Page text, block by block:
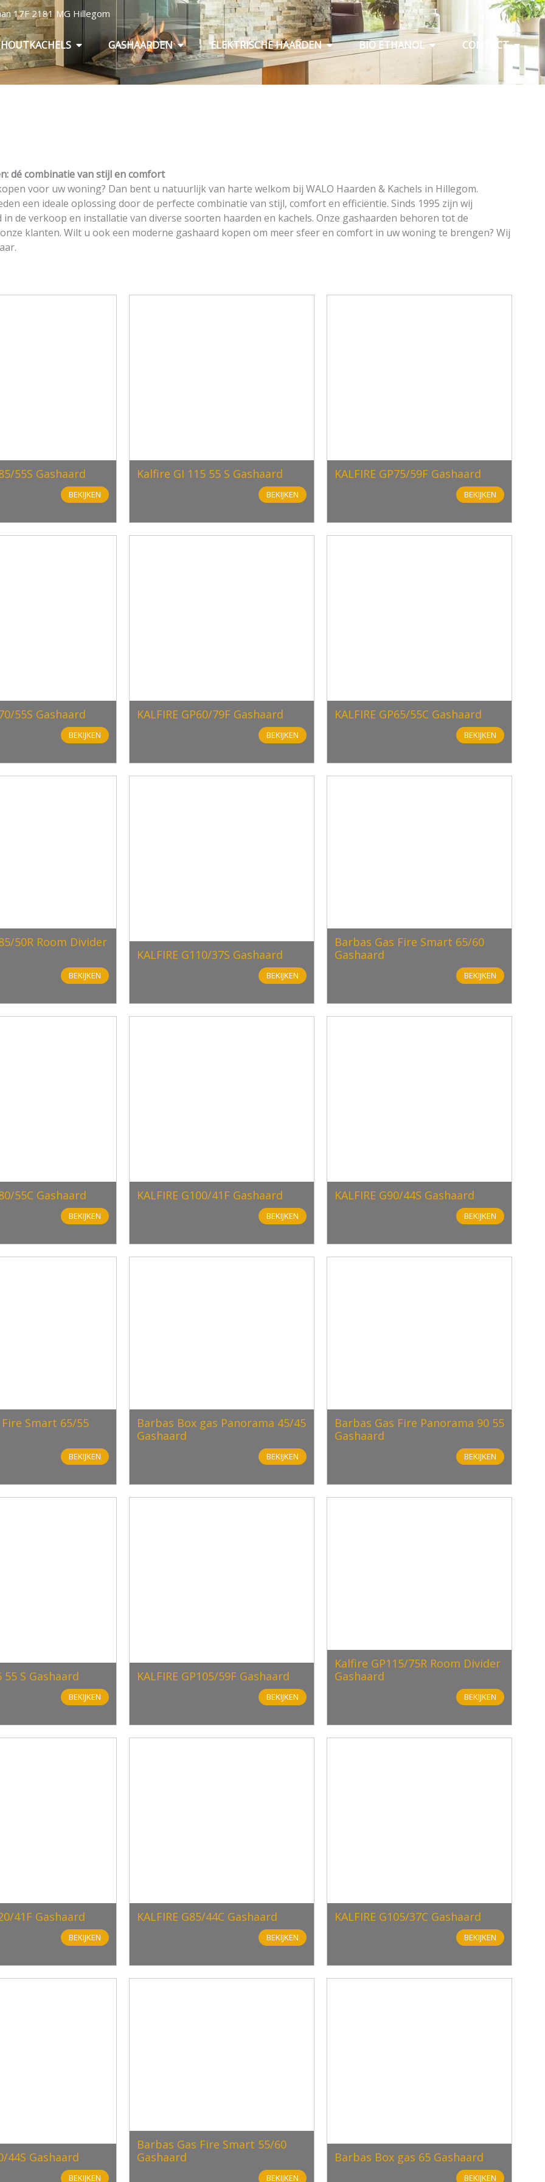
17F 2181 MG Hillegom
HOUTKACHELS Open Houtkachels
GASHAARDENOpen Gashaarden
ELEKTRISCHE HAARDENOpen Elektrische haarden
BIO ETHANOLOpen Bio ethanol
CONTACTOpen
dé combinatie van stijl en comfort
voor uw woning? Dan bent u natuurlijk van harte welkom bij WALO Haarden & Kachels in Hillegom.
een ideale oplossing door de perfecte combinatie van stijl, comfort en efficiëntie. Sinds 1995 zijn wij
in de verkoop en installatie van diverse soorten haarden en kachels. Onze gashaarden behoren tot de
klanten. Wilt u ook een moderne gashaard kopen om meer sfeer en comfort in uw woning te brengen? Wij
55S Gashaard
BEKIJKEN
Kalfire GI 115 55 S Gashaard
BEKIJKEN
KALFIRE GP75/59F Gashaard
BEKIJKEN
55S Gashaard
BEKIJKEN
KALFIRE GP60/79F Gashaard
BEKIJKEN
KALFIRE GP65/55C Gashaard
BEKIJKEN
50R Room Divider
BEKIJKEN
KALFIRE G110/37S Gashaard
BEKIJKEN
Barbas Gas Fire Smart 65/60
Gashaard
BEKIJKEN
55C Gashaard
BEKIJKEN
KALFIRE G100/41F Gashaard
BEKIJKEN
KALFIRE G90/44S Gashaard
BEKIJKEN
Smart 65/55
BEKIJKEN
Barbas Box gas Panorama 45/45
Gashaard
BEKIJKEN
Barbas Gas Fire Panorama 90 55
Gashaard
BEKIJKEN
55 S Gashaard
BEKIJKEN
KALFIRE GP105/59F Gashaard
BEKIJKEN
Kalfire GP115/75R Room Divider
Gashaard
BEKIJKEN
41F Gashaard
BEKIJKEN
KALFIRE G85/44C Gashaard
BEKIJKEN
KALFIRE G105/37C Gashaard
BEKIJKEN
44S Gashaard
BEKIJKEN
Barbas Gas Fire Smart 55/60
Gashaard
BEKIJKEN
Barbas Box gas 65 Gashaard
BEKIJKEN